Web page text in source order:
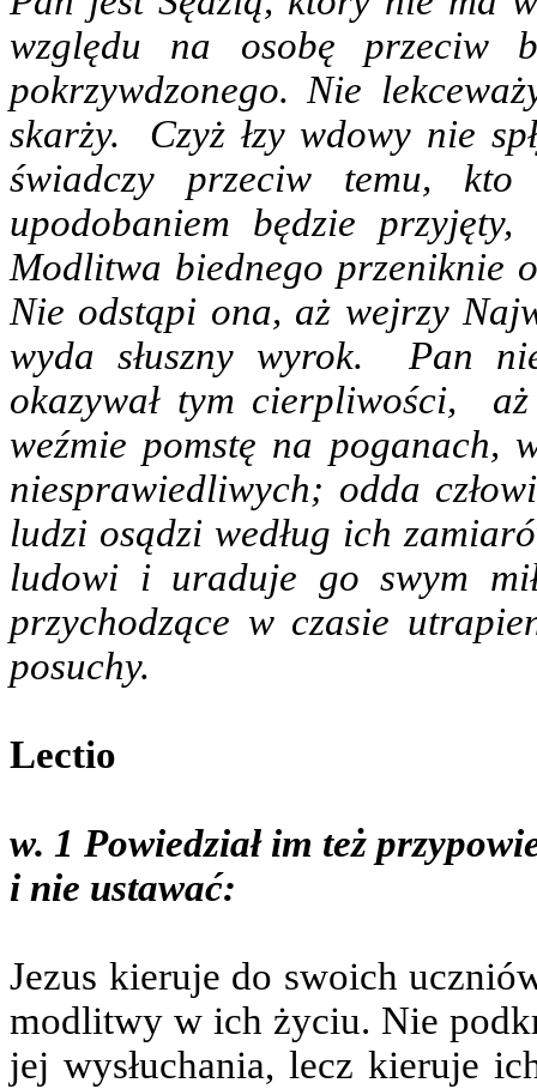
względu na osobę przeciw
pokrzywdzonego. Nie
skarży. Czyż łzy wdowy nie
świadczy przeciw temu,
upodobaniem będzie
Modlitwa biednego przeniknie
Nie odstąpi ona, aż wejrzy
wyda słuszny wyrok. Pan
okazywał tym cierpliwości,
weźmie pomstę na poganach,
niesprawiedliwych; odda
ludzi osądzi według ich
ludowi i uraduje go swym
przychodzące w czasie
posuchy.
Lectio
w. 1 Powiedział im też
i nie ustawać:
Jezus kieruje do swoich
modlitwy w ich życiu. Nie
jej wysłuchania, lecz kieruje